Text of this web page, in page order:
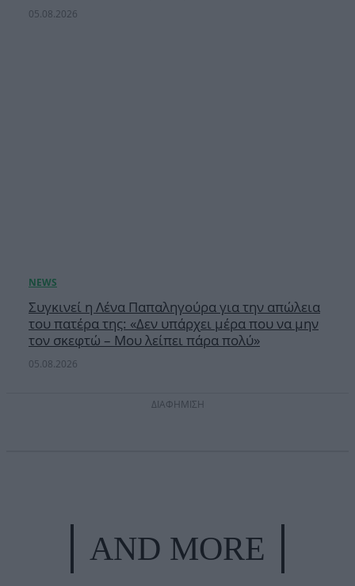
05.08.2026
Συγκινεί η Λένα Παπαληγούρα για την απώλεια
του πατέρα της: «Δεν υπάρχει μέρα που να μην
τον σκεφτώ – Μου λείπει πάρα πολύ»
05.08.2026
ΔΙΑΦΗΜΙΣΗ
AND MORE